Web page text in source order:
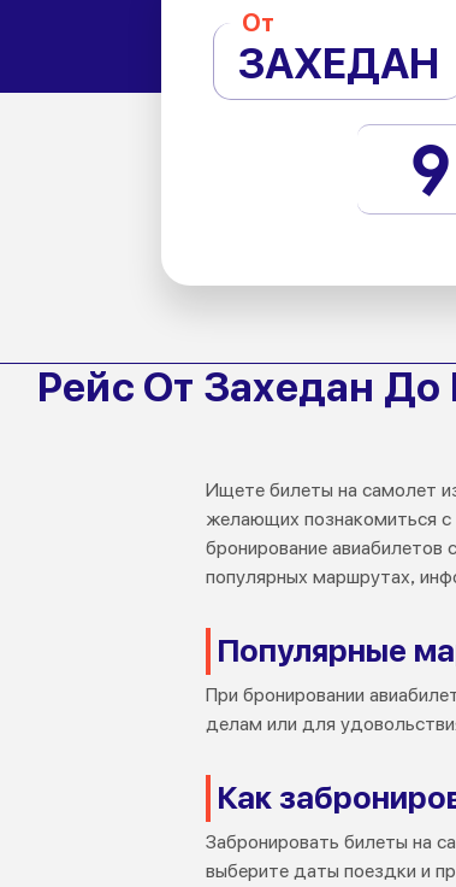
От
ЗАХЕДАН
9
Рейс От Захедан
Ищете билеты на самолет
желающих познакомиться с
бронирование
популярных маршрутах,
Популярные
При бронировании
делам или для
Как
Забронировать билеты на
выберите даты поездки и